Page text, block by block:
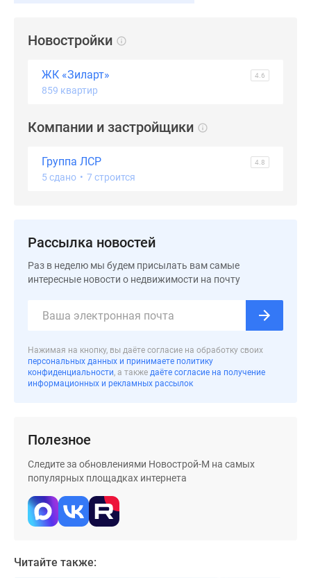
Поиск
реновации
Новостройки
бизнес-
Рассрочка
Траншевая
коттеджи
Коттеджные
поселки
Москве
коттеджные
Строящиеся
коттеджные
Коттеджные
Новостройки
ЖК «Зиларт» 4.6
859 квартир
Компании и застройщики
Группа ЛСР 4.8
5 сдано • 7 строится
Рассылка новостей
Раз в неделю мы будем присылать вам самые
интересные новости о недвижимости на почту
Нажимая на кнопку, вы даёте согласие на обработку своих
персональных данных и принимаете политику
конфиденциальности, а также даёте согласие на получение
информационных и рекламных рассылок
Полезное
Следите за обновлениями Новострой-М на самых
популярных площадках интернета
Читайте также: